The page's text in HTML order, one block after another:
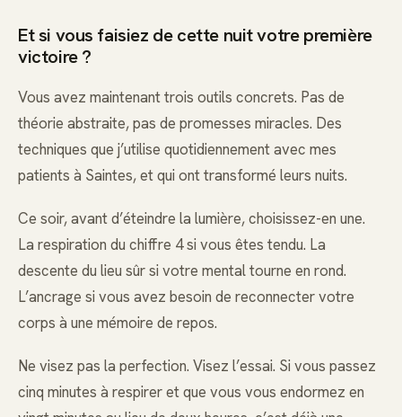
Et si vous faisiez de cette nuit votre première
victoire ?
Vous avez maintenant trois outils concrets. Pas de
théorie abstraite, pas de promesses miracles. Des
techniques que j’utilise quotidiennement avec mes
patients à Saintes, et qui ont transformé leurs nuits.
Ce soir, avant d’éteindre la lumière, choisissez-en une.
La respiration du chiffre 4 si vous êtes tendu. La
descente du lieu sûr si votre mental tourne en rond.
L’ancrage si vous avez besoin de reconnecter votre
corps à une mémoire de repos.
Ne visez pas la perfection. Visez l’essai. Si vous passez
cinq minutes à respirer et que vous vous endormez en